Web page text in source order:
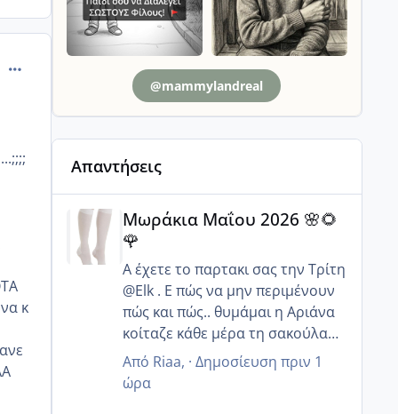
comment_877403
κ
@mammylandreal
Απαντήσεις
Μωράκια Μαΐου 2026 🌸🌻🌹
Μωράκια Μαΐου 2026 🌸🌻
🌹
Α έχετε το παρτακι σας την Τρίτη
@Elk . Ε πώς να μην περιμένουν
πώς και πώς.. θυμάμαι η Αριάνα
κοίταζε κάθε μέρα τη σακούλα
που είχε πράγματα για το πάρτι
της, τα έβγαζε όλα πάνω στον
καναπέ και τα κοίταζε 😂 να
Από Riaa, · Δημοσίευση πριν 1
ώρα